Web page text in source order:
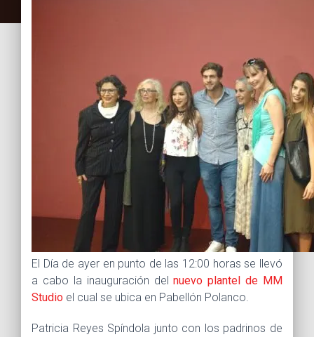
El Día de ayer en punto de las 12:00 horas se llevó
a cabo la inauguración delnuevo plantel de MM
Studio el cual se ubica en Pabellón Polanco.
Patricia Reyes Spíndola junto con los padrinos de